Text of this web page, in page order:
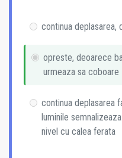
continua deplasarea,
opreste, deoarece
urmeaza sa coboare
continua deplasarea
luminile
nivel cu calea ferata